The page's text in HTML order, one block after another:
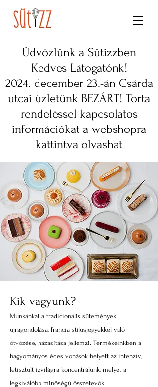
Üdvözlünk a Sütizzben
Kedves Látogatónk!
2024. december 23.-án Csárda
utcai üzletünk BEZÁRT! Torta
rendeléssel kapcsolatos
információkat a webshopra
kattintva olvashat
Kik vagyunk?
Munkánkat a tradicionális sütemények
újragondolása, francia stílusjegyekkel való
ötvözése, házasítása jellemzi. Termékeinkben a
hagyományos édes vonások helyett az intenzív,
letisztult ízvilágra koncentrálunk, melyet a
legkiválóbb minőségű összetevők